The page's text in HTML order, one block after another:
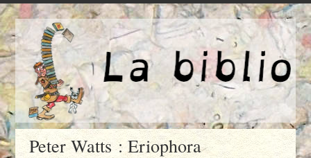
Peter Watts : Eriophora